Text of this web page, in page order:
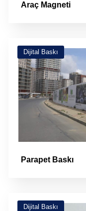
Araç Magneti
Dijital Baskı
Parapet Baskı
Dijital Baskı